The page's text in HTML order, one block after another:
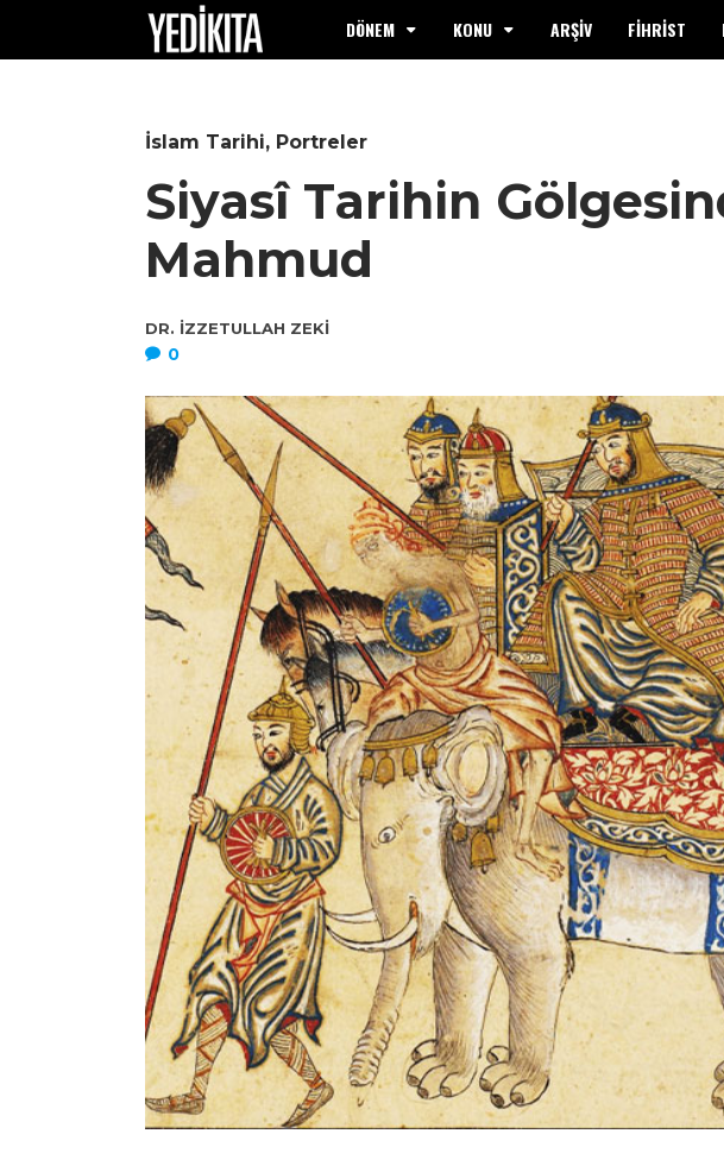
DÖNEM KONU ARŞİV FİHRİST
İslam Tarihi, Portreler
Siyasî Tarihin
Mahmud
DR. İZZETULLAH ZEKI
0